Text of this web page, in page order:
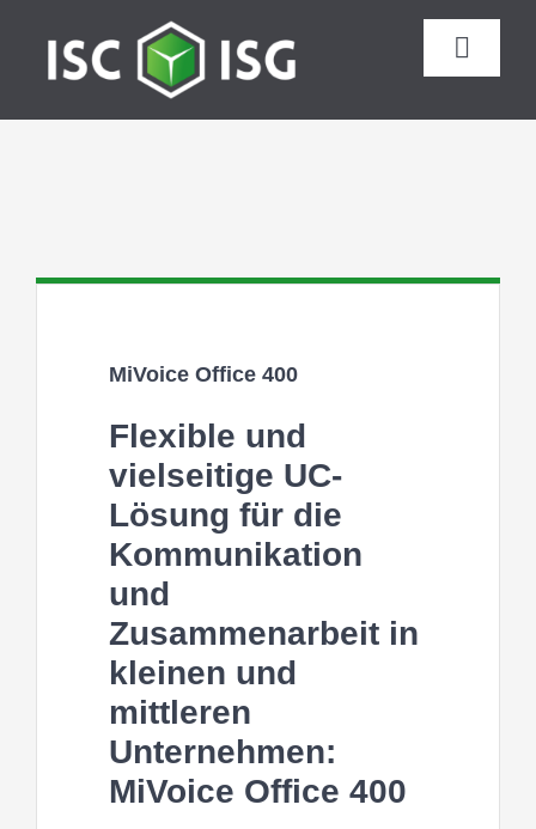
springen
Toggle
MiVoice Office 400
Flexible und
vielseitige UC-
Lösung für die
Kommunikation
und
Zusammenarbeit in
kleinen und
mittleren
Unternehmen:
MiVoice Office 400